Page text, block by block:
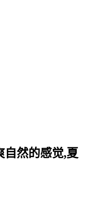
自然的感觉,夏